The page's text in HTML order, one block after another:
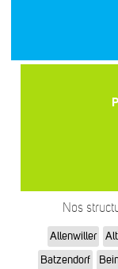
Nos
Allenwiller
Batzendorf